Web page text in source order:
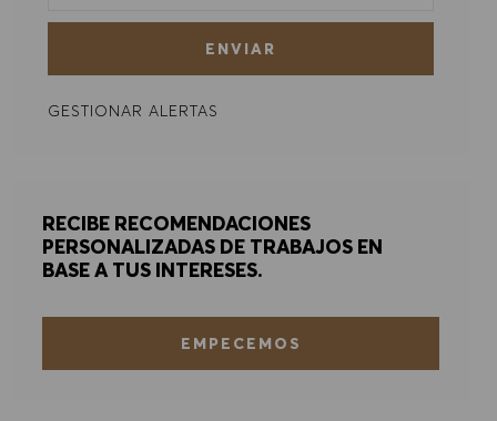
ENVIAR
GESTIONAR ALERTAS
RECIBE RECOMENDACIONES
PERSONALIZADAS DE TRABAJOS EN
BASE A TUS INTERESES.
EMPECEMOS